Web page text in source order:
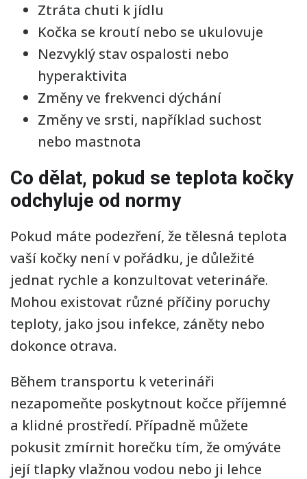
Ztráta chuti k jídlu
Kočka se kroutí nebo se ukulovuje
Nezvyklý stav ospalosti nebo
hyperaktivita
Změny ve frekvenci dýchání
Změny ve srsti, například suchost
nebo mastnota
Co dělat, pokud se teplota kočky
odchyluje od normy
Pokud máte podezření, že tělesná teplota
vaší kočky není v pořádku, je důležité
jednat rychle a konzultovat veterináře.
Mohou existovat různé příčiny poruchy
teploty, jako jsou infekce, záněty nebo
dokonce otrava.
Během transportu k veterináři
nezapomeňte poskytnout kočce příjemné
a klidné prostředí. Případně můžete
pokusit zmírnit horečku tím, že omýváte
její tlapky vlažnou vodou nebo ji lehce